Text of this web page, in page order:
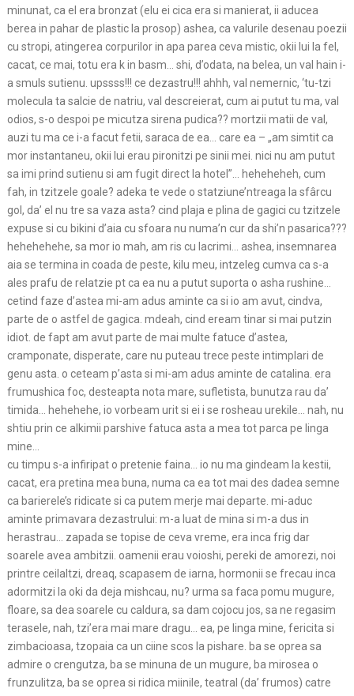
minunat, ca el era bronzat (elu ei cica era si manierat, ii aducea
berea in pahar de plastic la prosop) ashea, ca valurile desenau poezii
cu stropi, atingerea corpurilor in apa parea ceva mistic, okii lui la fel,
cacat, ce mai, totu era k in basm… shi, d’odata, na belea, un val hain i-
a smuls sutienu. upssss!!! ce dezastru!!! ahhh, val nemernic, ‘tu-tzi
molecula ta salcie de natriu, val descreierat, cum ai putut tu ma, val
odios, s-o despoi pe micutza sirena pudica?? mortzii matii de val,
auzi tu ma ce i-a facut fetii, saraca de ea… care ea – „am simtit ca
mor instantaneu, okii lui erau pironitzi pe sinii mei. nici nu am putut
sa imi prind sutienu si am fugit direct la hotel”… heheheheh, cum
fah, in tzitzele goale? adeka te vede o statziune’ntreaga la sfârcu
gol, da’ el nu tre sa vaza asta? cind plaja e plina de gagici cu tzitzele
expuse si cu bikini d’aia cu sfoara nu numa’n cur da shi’n pasarica???
hehehehehe, sa mor io mah, am ris cu lacrimi… ashea, insemnarea
aia se termina in coada de peste, kilu meu, intzeleg cumva ca s-a
ales prafu de relatzie pt ca ea nu a putut suporta o asha rushine…
cetind faze d’astea mi-am adus aminte ca si io am avut, cindva,
parte de o astfel de gagica. mdeah, cind eream tinar si mai putzin
idiot. de fapt am avut parte de mai multe fatuce d’astea,
cramponate, disperate, care nu puteau trece peste intimplari de
genu asta. o ceteam p’asta si mi-am adus aminte de catalina. era
frumushica foc, desteapta nota mare, sufletista, bunutza rau da’
timida… hehehehe, io vorbeam urit si ei i se rosheau urekile… nah, nu
shtiu prin ce alkimii parshive fatuca asta a mea tot parca pe linga
mine…
cu timpu s-a infiripat o pretenie faina… io nu ma gindeam la kestii, cacat, era pretina mea buna, numa ca ea tot mai des dadea semne ca barierele’s ridicate si ca putem merje mai departe. mi-aduc aminte primavara dezastrului: m-a luat de mina si m-a dus in herastrau… zapada se topise de ceva vreme, era inca frig dar soarele avea ambitzii. oamenii erau voioshi, pereki de amorezi, noi printre ceilaltzi, dreaq, scapasem de iarna, hormonii se frecau inca adormitzi la oki da deja mishcau, nu? urma sa faca pomu mugure, floare, sa dea soarele cu caldura, sa dam cojocu jos, sa ne regasim terasele, nah, tzi’era mai mare dragu… ea, pe linga mine, fericita si zimbacioasa, tzopaia ca un ciine scos la pishare. ba se oprea sa admire o crengutza, ba se minuna de un mugure, ba mirosea o frunzulitza, ba se oprea si ridica miinile, teatral (da’ frumos) catre cer… io ma simtzeam cam stinjenit de trairile ei, se mai bucurau si altzii, da’ nu dadeau frate din aripi ca asta a mea, nu le cinta sufletu asa de tare… cacat, nah, o mai tzineam de mina sa o temperez da’ nu statea mult in lantz ca se apuca iar de pasi de dans si de gesturi d’astea sensibilos penibile… ei i se parea firesc si atunci am lasat-o’n bucuria ei… si prost am fost… ca acolo in parcu ala, e undeva la o rascruce de alei un poduletz cocoshat. nici mare nici mic, nah, dar e curbat al dreaq… si sa vezi faza: ea, smulsa si scapata din mina mea, intr-un viguros pas al shtrengarului, se avinta pe coama podului… citziva s-au dat mai intr-o parte, stinjenitzi parca si ei de eruptziile de bucurie ale asteia… si nu-sh cum dracu face, ca de ajuns pe coama podului ajunge vaca, da’ cind sa coboare, pe partea cealalta, se’mpedica si o ia in viteza, intinsa pe burta, cit era de lunga, pe panta in jos… cacarea lumii frate, sare lumea sa ridice proasta, io la fel, nah, era cu mine fatuca, deshi imi venea sa-mi pun afish pe pept cu „asta nu e cu mine”… cacat, ridicata fata din noroiu de la baza podetzului, incepe sa plinga de se zguduia textila pe ea… de mila evident ca mi-a fost, dar penibilu era incomensurabil… cind i-am ridicat capul si i-am dat paru de pe fatza, am vazut ca tot nasu ei e jupuit. la fel si coatele, in cadere i se ridicasera minecile, ce dracu avea ea pe ea… fusta numa o mocirla shi aia, dresu rupt in jenunki shi jenunkii belitzi si plini de singe si aia… uuuu, ‘rash al dracu cu soarta mea, cine dracu m-a pus sa ies cu asta in parc… unii, martori ai cascadoriei ei, rideau pe infundate de caraghioslic si parca ii auzeam spunind ie shi la bou ala, a iesit si el la plimbare cu a lui si s-a facut de tot cacatu… heheh, nah, ma rog, am curatzat-o, am aranjat-o, am pipait-o sa vaz daca nu shi-a rupt ceva si, sprijinind-o de mine, am dus-o la mashina s-o duc acasa… ea nu mai zicea nimic, se uita numa in jos, io o intrebam daca nu e cazu sa mergem la f-un doctor ceva, hai catalina, vorbeste-mi, ce dracu, nu e de gluma, nah, toata lumea cade (da’ nu in halu asta toanto), acu lasa, treci peste jena si vorbeste cu mine… ia nimic, muta ca pestele… cind am iesit din parc a vazut un taxiu si sa infipt in ala… io, ca prostu, am ramas in gura parcului uitindu-ma lung dupa mashina… a lipsit fo saptamina, cind a revenit avea o buba luuuuunga, pe tot nasu, o buba lunga shi groasa, urita ca pacura, isi tragea tot parul pe fatza sa maskeze cit de cit nenorocirea m-am kinuit sa vb cu ea citeva saptamini, se ferea de mine ca de fisc, ma evita… intr-un tirziu a inceput sa nu ma mai ocoleasca si a raspuns macar la salut… cu timpu am uitat scena penibila, ne vorbeam ca si cum nu s-ar fi intimplat nimic. si pe buna dreptate ca nu se intimplase nimic.. ce p**a mea, cazuse proasta si atit. bine ca nu shi-a rupt dintzii dracu, sau f’un os ceva, bine ca nu a ramas skiloada, in rest nu conta nimic, nu? mare scofala, ai cazut, si kiar daca ai cazut ca o vaca caraghioasa printre toate miscarile tale de balerina neintzeleasa nah, asta nu e un motiv sa te jenezi in halu asta de mine, nu? ma rog, cu timpu relatzia a redevenit normala… adica mai mult decit normala, ca ea incepuse iar ofensiva… o perioada io am facut pe prostu, dar intr-un final nu a mai mers figura si a venit momentu sa facem ce fac totzi aia care trec de faza pipaielilor si baloshirilor… seara fusese placuta, bagasem la matz la o circiuma intima, eram ok amindoi… bla-bla-bla, „ea m-a invitat sus”, io m-am dus… sus, – tacere. pui o muzica? nu, lasa… de ce stingi lumina? las-o stinsa si p’aia… macar televizoru, il dam pe mute, dar face nitzica lumi – nu, nici televizorul… ãã, facem un ceai? o cafea? nu, nici cafea… cacat, asa pe orbeste, m-am prins ca se dezbraca. io, obishnuit cu momentu, am vrut sa-i dau o mina de ajutor. a sarit ca arsa. am lasat-o in plata ei, mi-am dat seama ca o parte din tzoale le-a lasat pe jos, pt altele s-a dus in alta camera si a revenit goala. goala ca io eram ca orbetele, in intuneric, cu mina intinsa dupa tzigari pe masa si cind ea s-a apropiat i-am bagat ditai deshtu’n buric. cacat, scuze, kestii… aaaaah, de ce ma tre sa fie totu asa penibil cu fatuca asta???? ma rog, m-a pipait pe pept, io intzolit tot, ca de parada, ca ma gindeam ca se razgindeshte mindra shi o sa-mi fie najpa sa ma imbrac la loc. a mormait ceva si din mormaiala ei am intzeles ca tre sa fiu ca si ea, adeka gol. pai da’ cum sa nu? imediat, in citeva secunde am fost numa-n ciorapi (nu, nici mort n’o sa renuntz la faza asta, cind futzi in deplasarea ciorapii sunt salvarea suprema)… ma rog, baloshiri, atingeri – da shi alea pina la un nivel, mai jos nu, ca daca mushca??? aaa, sau eram nespalat pe miini… hai ma, ce dracu heheheh, ok, treaca si asta… facu ea ce facu ca m-am trezit deasupra… io, vorbaretz de felu meu in momente d’astea, nah, am incercat sa injghebez fo doo vorbe ceva… ea a zis doar atit: taci si misca-te… canapeaua aia era incomoda ca dracu, nici nu ma obisnuisem bine cu locu cind venisem ca bruta stinsese repede lumina… imi intra in coaste un spatar ceva, de unde dracu spatar in canapeaua aia???, de picioare ma lua un fir de la fo veioza (uhhh, fir??? sa nu dau dracu cu curu gol si de fo priza ceva), pe ceafa imi cadea un coltz de perdea – tu de unde dracu ai mai aparut mah, ca parca ferestrele erau pe partea opusa, nah, cacat, pe un intuneric de te usturau okii’ntre timple si pe o tacere de-tzi inghetza ceara-n ureki, ie-te’ma pe mine dind din cur pe pipaite… si cind intunericu era mai negru si linsitea mai totala, puaaaah, se aude un zgomot luuuung si reverberat, invirtoshat pe citeva octave, butucanos, preeeeelluung shi shuierator… ea se stringe toata de-mi sar okii’n bezna din jur si icneste ca lovita-n moalele capului… tacerea ramine spinzurata intre noi, aeru dintre burtzile noastre parca fierbe. si io izbucnesc intr-un hohot isteric de ris. si rid, si rid de ma durea burta si coastele. rid pina nu mai pot. rid de ce bashina trasese ea. pe pasarica. ba frate, o basina cum numa moldovenii slobozesc in trenurile judetzene, d’aia cu ecou, deloc bilbiita, ci ferma, barbatoasa, cu peptu-nainte, urgie vere nu alta… ma rog, transpirat tot, incerc sa-i spun hai fata, lasa, ce dracu, se intimpla in mod curent, ii zice flatulentza vaginala, prinzi aer in pasarica si nah, e ceva firesc, da-o dracu de treaba, da-l dreaq shi de pirtz si hai s-aprindem lumina, sa bem o cafea buna si sa ne futem in draci porma… tzi-ai gasit… da-i plinsuri cu sughitzuri, ca ce, sa plec imediat, sa nu aprind lumina ca va muri, sa ma imbrac si sa plec. si inca in regim de urgentza… nah, cum m-am imbracat nu shtiu, cu stingu-n dreptu, cu cracii pe post de mineci, kilu meu, am facut-o si am dat sa ies. la usa, alta belea, nu intzelegeam cum functzioneaza broasca, ma impleticeam in deshte printre kei, iale si lantzuri. o strig sa vina sa deskida ea si aud doar un racnet de fiara: ieshi cum oi ieshi, numa ieshi… ba frate, cosmar pe calea victoriei, nu alta… in lift ma uit in oglinda si ma umfla iar risu. evident, nu ne-am vazut, deshi io o cautam, ea se ascundea mai ceva ca un costum de camuflaj… cacat… a trecut si vara… si toamna era pe trecute… io incepusem sa lucrez prin alte partzi, deja uitasem intimplarile… cind, intr-o zi, ma pomenesc cu ea. senina, frumoasa, sprintena. ce mai faci, cum o duci etc… a urmat o conversatzie frumoasa, ne-am si pupat, ea era luminoasa, surizatoare. si eu intr-un fel multzumit. revenise si se parea ca trecuse peste cele nenorociri. am aranjat sa iesim la o circiuma, io trebuia sa ma vad cu niste scortzoshi, un elenist, unu de pe la academie, o scenarista, un poet, kilu meu, oameni d’astia de vaza cu nod tare la cravata. i-am propus sa vina cu mine, macar ea ar fi colorat seara. s-a dus acasa, s-a facut frumoasa – shi mai frumoasa, si ne-am vazut la circiuma cu restu turmei. protocol, scortzoshenie, spete drepte, discutzii cu dikis… io eram shi nu eram atent la ce dreaq discutau aia. ma uitam mai mult la ea, era cu adevarat frumoasa, facea fatza neashteptat discutziilor, subiectelor… gratzie ei atmosfera se dezmortzise binishor, aia o ascultau cu atentzie, poetu ii trasese shi fo doo rime, ce mai, ii cucerise shi p-aia… ba frate, futu-i mama masii de felie, ca parca era blestem, k parca cobisem, ca prea tare ma minunam ce bine merge seara, nah, cind discutzia era mai in toi si bucatele mai bune, o apuca p-a mea tusea. da’ o tuse d’aia de n’o potzi retzine nici cu portzile etanshe de la reactoru nuclear… taman ce mesteca, distins, la o bucata de piept de pui, cind face d’odata okii mari ca si cum s-ar fi inecat si tusheshte moshie cu gura plina pe toata masa aia… lu scenarista i se opreste o bucatzica de mincare in salata. lu poet ii trece razant o alta bucatzica pe linga o rima imperekeata care de scirba se transforma rapid intr-o rima alba, lu dom profesor ii pune pe okelar o constelatzie de muci si farimitze de mincare. fatza de masa era alba pina la tusea lu asta. acum ziceai ca explodase un copan, ca se facusera cirnatzi de casa, ca zdrobise unu fo 3 sarmale… de unde frate atita materie???? cum dreaq mah???? ca n-avea